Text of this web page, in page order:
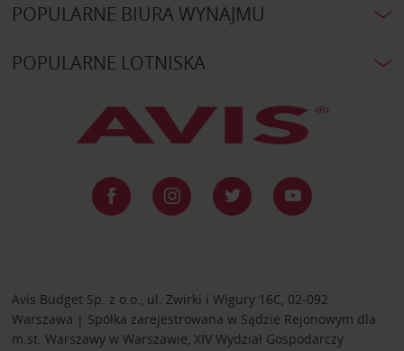
POPULARNE BIURA WYNAJMU
POPULARNE LOTNISKA
Avis Budget Sp. z o.o., ul. Żwirki i Wigury 16C, 02-092
Warszawa | Spółka zarejestrowana w Sądzie Rejonowym dla
m.st. Warszawy w Warszawie, XIV Wydział Gospodarczy